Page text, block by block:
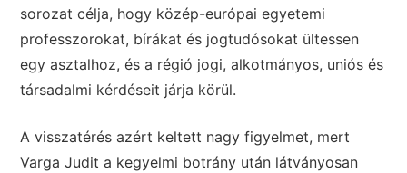
sorozat célja, hogy közép-európai egyetemi
professzorokat, bírákat és jogtudósokat ültessen
egy asztalhoz, és a régió jogi, alkotmányos, uniós és
társadalmi kérdéseit járja körül.
A visszatérés azért keltett nagy figyelmet, mert
Varga Judit a kegyelmi botrány után látványosan